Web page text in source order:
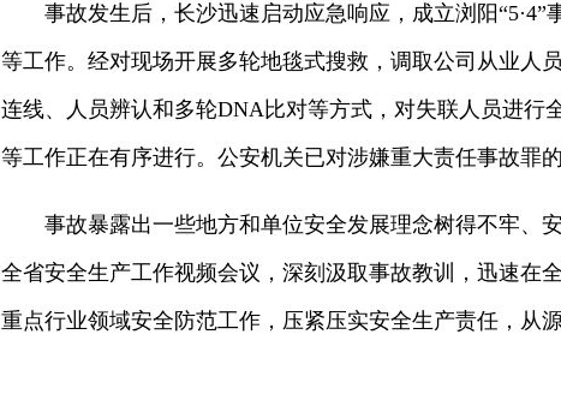
事故发生后，长沙迅速启动应急响应，成立浏阳“5·4”
等工作。经对现场开展多轮地毯式搜救，调取公司从业人
连线、人员辨认和多轮DNA比对等方式，对失联人员进
等工作正在有序进行。公安机关已对涉嫌重大责任事故罪的
事故暴露出一些地方和单位安全发展理念树得不牢、
全省安全生产工作视频会议，深刻汲取事故教训，迅速在
重点行业领域安全防范工作，压紧压实安全生产责任，从